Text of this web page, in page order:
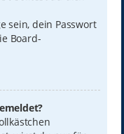
sein, dein Passwort
Board-